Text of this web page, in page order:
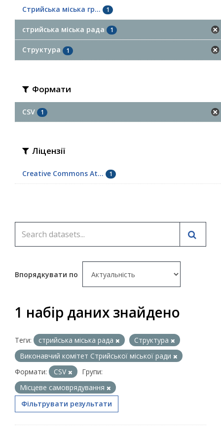
Стрийська міська гр... 1
стрийська міська рада 1
Структура 1
Формати
CSV 1
Ліцензії
Creative Commons At... 1
Впорядкувати по
1 набір даних знайдено
Теги: стрийська міська рада
Структура
Виконавчий комітет Стрийської міської ради
Формати:
CSV
Групи:
Місцеве самоврядування
Фільтрувати результати